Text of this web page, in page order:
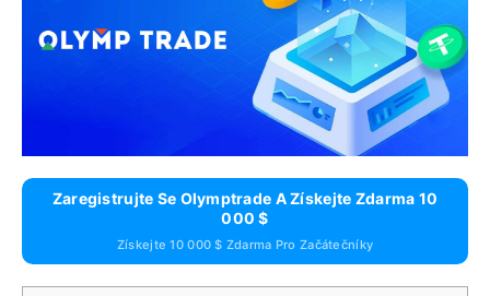
Zaregistrujte Se Olymptrade A Získejte Zdarma 10
000 $
Získejte 10 000 $ Zdarma Pro Začátečníky